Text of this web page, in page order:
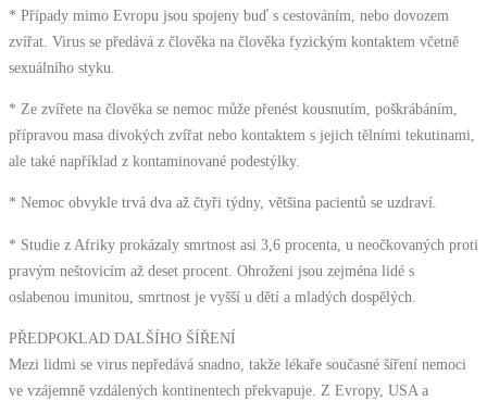
* Případy mimo Evropu jsou spojeny buď s cestováním, nebo dovozem
zvířat. Virus se předává z člověka na člověka fyzickým kontaktem včetně
sexuálního styku.
* Ze zvířete na člověka se nemoc může přenést kousnutím, poškrábáním,
přípravou masa divokých zvířat nebo kontaktem s jejich tělními tekutinami,
ale také například z kontaminované podestýlky.
* Nemoc obvykle trvá dva až čtyři týdny, většina pacientů se uzdraví.
* Studie z Afriky prokázaly smrtnost asi 3,6 procenta, u neočkovaných proti
pravým neštovicím až deset procent. Ohroženi jsou zejména lidé s
oslabenou imunitou, smrtnost je vyšší u dětí a mladých dospělých.
PŘEDPOKLAD DALŠÍHO ŠÍŘENÍ
Mezi lidmi se virus nepředává snadno, takže lékaře současné šíření nemoci
ve vzájemně vzdálených kontinentech překvapuje. Z Evropy, USA a